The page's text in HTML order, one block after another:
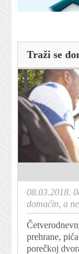
Traži se
08.03.2018.
domaćin, a
prehrane,
porečkoj